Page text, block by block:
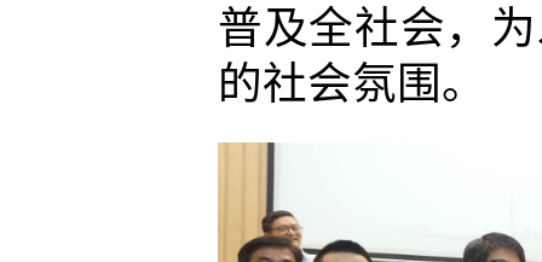
普及全社会，
的社会氛围。